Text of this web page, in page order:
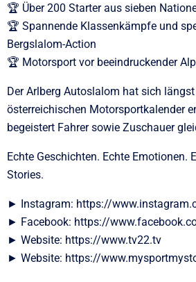
🏆 Über 200 Starter aus sieben
🏆 Spannende Klassenkämpfe und
Bergslalom-Action
🏆 Motorsport vor beeindruckender
Der Arlberg Autoslalom hat sich
österreichischen Motorsportkalender
begeistert Fahrer sowie Zuschauer
Echte Geschichten. Echte Emotionen.
Stories.
► Instagram: https://
► Facebook: https://
► Website: https://www.tv22.tv
► Website: https://